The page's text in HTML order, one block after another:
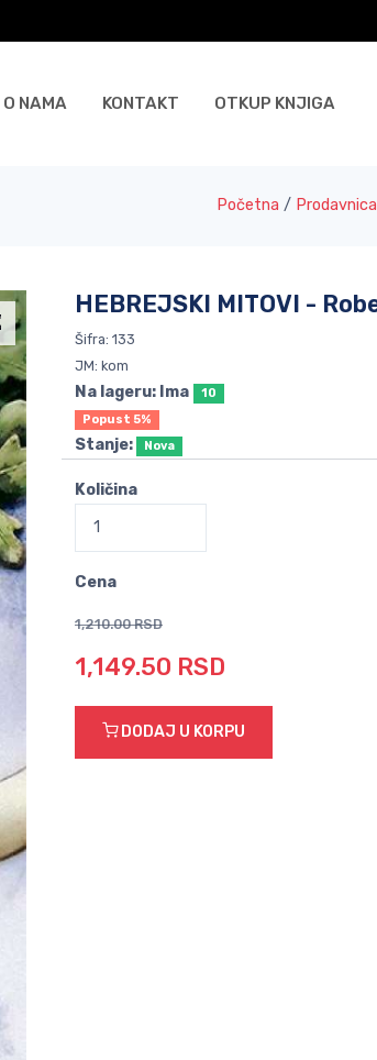
O NAMA KONTAKT OTKUP KNJIGA
Početna / Prodavnica
HEBREJSKI MITOVI -
Šifra: 133
JM: kom
Na lageru: Ima
10
Popust 5%
Stanje: Nova
Količina
Cena
1,210.00 RSD
1,149.50 RSD
DODAJ U KORPU